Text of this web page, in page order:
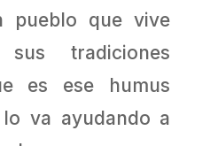
pueblo que vive
tradiciones
es ese humus
va ayudando a